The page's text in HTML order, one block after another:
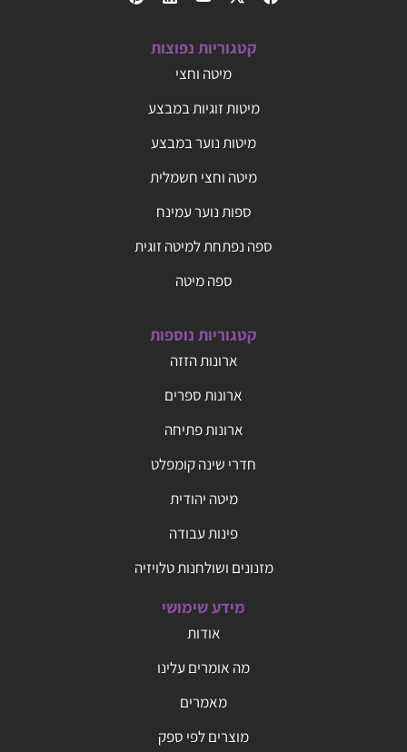
קטגוריות נפוצות
מיטה וחצי
מיטות זוגיות במבצע
מיטות נוער במבצע
מיטה וחצי חשמלית
ספות נוער עמינח
ספה נפתחת למיטה זוגית
ספה מיטה
קטגוריות נוספות
ארונות הזזה
ארונות ספרים
ארונות פתיחה
חדרי שינה קומפלט
מיטה יהודית
פינות עבודה
מזנונים ושולחנות טלויזיה
מידע שימושי
אודות
מה אומרים עלינו
מאמרים
מוצרים לפי ספק